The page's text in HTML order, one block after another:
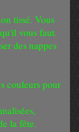
tissé. Vous
vous faut.
des nappes
couleurs pour
la fête.